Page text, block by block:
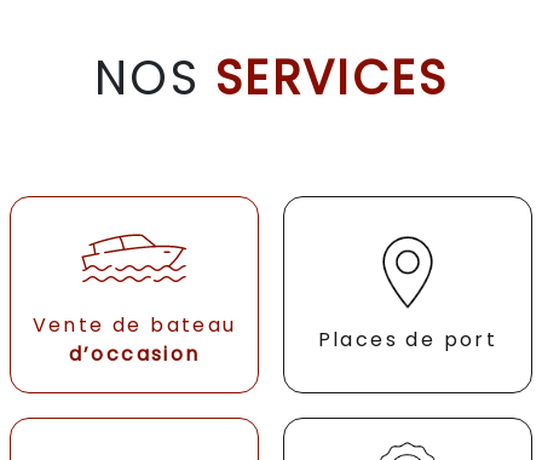
NOS SERVICES
Vente de bateau
d’occasion
Places de port